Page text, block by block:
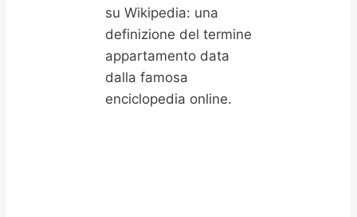
su Wikipedia: una
definizione del termine
appartamento data
dalla famosa
enciclopedia online.